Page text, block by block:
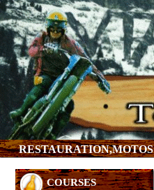
RESTAURATION,MOTOS
COURSES